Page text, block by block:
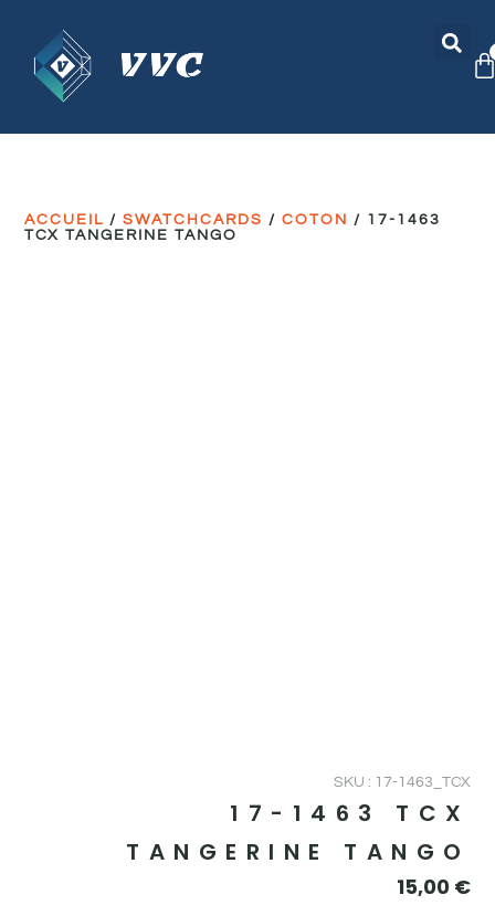
ACCUEIL /SWATCHCARDS /COTON / 17-1463
TCX TANGERINE TANGO
SKU : 17-1463_TCX
17-1463 TCX
TANGERINE TANGO
15,00 €